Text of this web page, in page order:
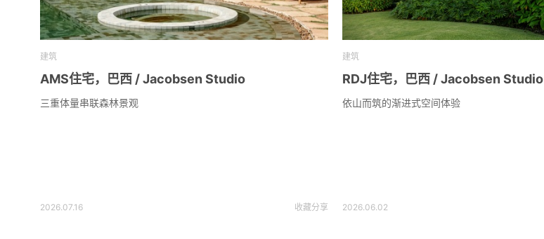
建筑
AMS住宅，巴西 / Jacobsen Studio
三重体量串联森林景观
2026.07.16 收藏分享
建筑
RDJ住宅，巴西 / Jacobsen Studio
依山而筑的渐进式空间体验
2026.06.02